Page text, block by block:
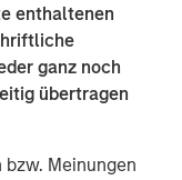
enthaltenen
ganz noch
übertragen
Meinungen